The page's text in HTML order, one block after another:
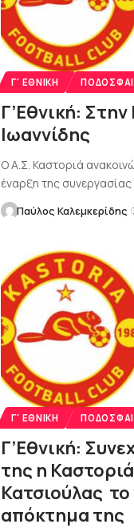
Γ' ΕΘΝΙΚΉ
Γ’Εθνική:
Ιωαννίδης
Ο Α.Σ. Καστοριά
έναρξη της
Παύλος Καλεμκερίδης
Γ' ΕΘΝΙΚΉ
Γ’Εθνική:
της η
Κατσιούλας
απόκτημα της